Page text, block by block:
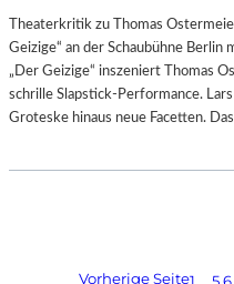
Theaterkritik zu Thomas
Geizige“ an der Schaubühne Berlin
„Der Geizige“ inszeniert Thomas
schrille Slapstick-Performance.
Groteske hinaus neue Facetten.
Vorherige Seite